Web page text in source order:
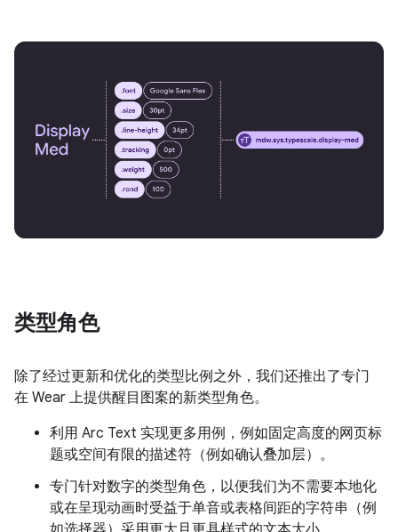
类型角色
除了经过更新和优化的类型比例之外，我们还推出了专门
在 Wear 上提供醒目图案的新类型角色。
利用 Arc Text 实现更多用例，例如固定高度的网页标
题或空间有限的描述符（例如确认叠加层）。
专门针对数字的类型角色，以便我们为不需要本地化
或在呈现动画时受益于单音或表格间距的字符串（例